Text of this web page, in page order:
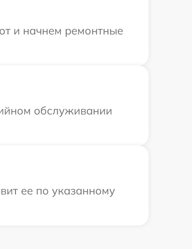
и начнем ремонтные
обслуживании
ее по указанному